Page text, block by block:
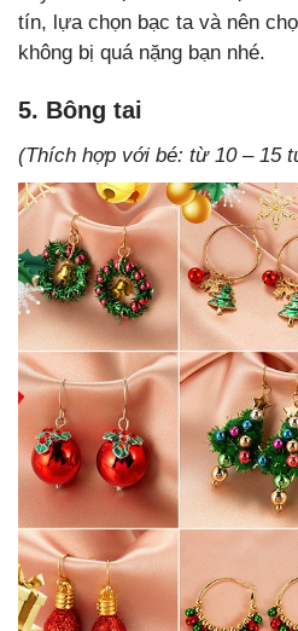
tín, lựa chọn bạc ta và nên
không bị quá nặng bạn nhé.
5. Bông tai
(Thích hợp với bé: từ 10 – 15